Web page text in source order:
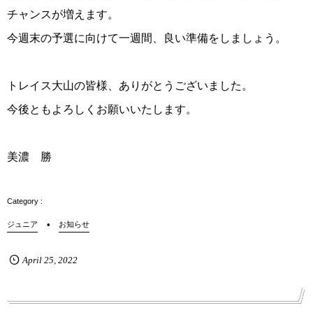
チャンスが増えます。
今週末の予選に向けて一週間、良い準備をしましょう。
トレイス大山の皆様、ありがとうございました。
今後ともよろしくお願いいたします。
美濃 勝
ジュニア お知らせ
April 25, 2022